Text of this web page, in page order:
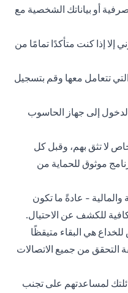
أو بياناتك الشخصية مع
إلا إذا كنت متأكدًا تمامًا من
تتعامل معها وقم بتسجيل
إلى جهاز الحاسوب
لا تثق بهم، وقبل كل
موثوق للحماية من
- عادةً ما تكون
للكشف عن الاحتيال.
هي البقاء متيقظًا
التحقق من جميع الاتصالات
لمساعدتهم على تجنب